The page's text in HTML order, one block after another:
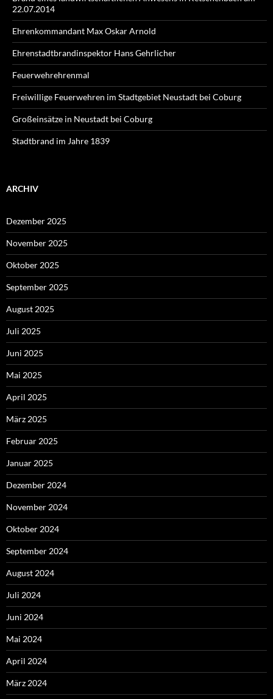
22.07.2014
Ehrenkommandant Max Oskar Arnold
Ehrenstadtbrandinspektor Hans Gehrlicher
Feuerwehrehrenmal
Freiwillige Feuerwehren im Stadtgebiet Neustadt bei Coburg
Großeinsätze in Neustadt bei Coburg
Stadtbrand im Jahre 1839
ARCHIV
Dezember 2025
November 2025
Oktober 2025
September 2025
August 2025
Juli 2025
Juni 2025
Mai 2025
April 2025
März 2025
Februar 2025
Januar 2025
Dezember 2024
November 2024
Oktober 2024
September 2024
August 2024
Juli 2024
Juni 2024
Mai 2024
April 2024
März 2024